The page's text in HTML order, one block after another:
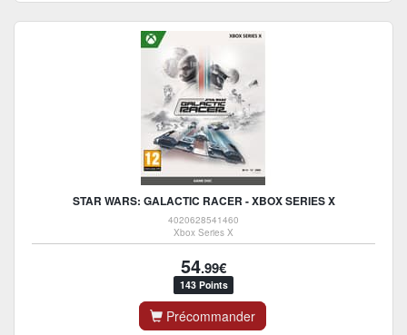
STAR WARS: GALACTIC RACER - XBOX SERIES X
4020628541460
Xbox Series X
54.99€
143 Points
Précommander